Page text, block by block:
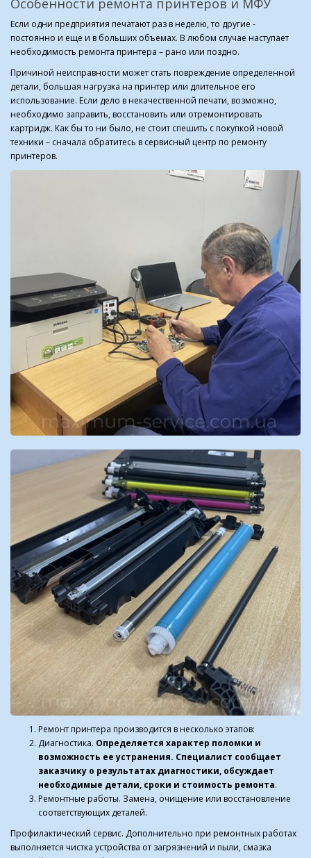
Особенности ремонта принтеров и МФУ
Если одни предприятия печатают раз в неделю, то другие -
постоянно и еще и в больших объемах. В любом случае наступает
необходимость ремонта принтера – рано или поздно.
Причиной неисправности может стать повреждение определенной
детали, большая нагрузка на принтер или длительное его
использование. Если дело в некачественной печати, возможно,
необходимо заправить, восстановить или отремонтировать
картридж. Как бы то ни было, не стоит спешить с покупкой новой
техники – сначала обратитесь в сервисный центр по ремонту
принтеров.
Ремонт принтера производится в несколько этапов:
Диагностика. Определяется характер поломки и
возможность ее устранения. Специалист сообщает
заказчику о результатах диагностики, обсуждает
необходимые детали, сроки и стоимость ремонта.
Ремонтные работы. Замена, очищение или восстановление
соответствующих деталей.
Профилактический сервис. Дополнительно при ремонтных работах
выполняется чистка устройства от загрязнений и пыли, смазка